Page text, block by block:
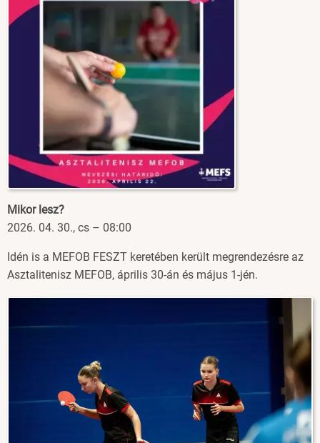
Mikor lesz?
2026. 04. 30., cs – 08:00
Idén is a MEFOB FESZT keretében került megrendezésre az
Asztalitenisz MEFOB, április 30-án és május 1-jén.